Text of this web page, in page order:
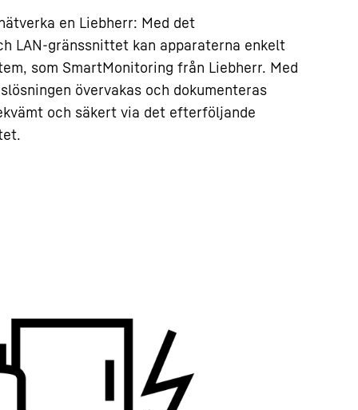
en Liebherr: Med det
LAN-gränssnittet kan apparaterna enkelt
som SmartMonitoring från Liebherr. Med
övervakas och dokumenteras
och säkert via det efterföljande